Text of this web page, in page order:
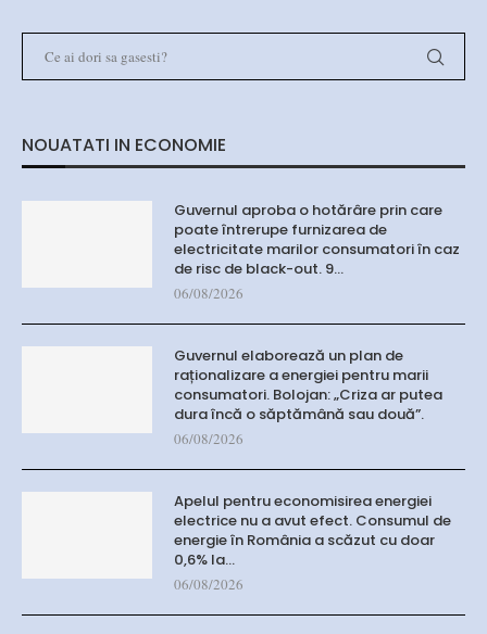
NOUATATI IN ECONOMIE
Guvernul aproba o hotărâre prin care
poate întrerupe furnizarea de
electricitate marilor consumatori în caz
de risc de black-out. 9…
06/08/2026
Guvernul elaborează un plan de
raționalizare a energiei pentru marii
consumatori. Bolojan: „Criza ar putea
dura încă o săptămână sau două”.
06/08/2026
Apelul pentru economisirea energiei
electrice nu a avut efect. Consumul de
energie în România a scăzut cu doar
0,6% la…
06/08/2026